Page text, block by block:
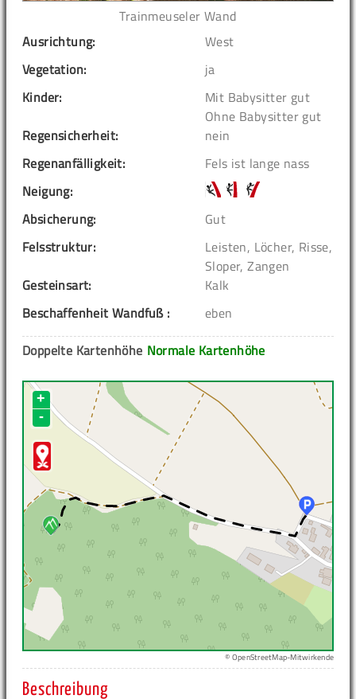
Trainmeuseler Wand
Ausrichtung:
West
Vegetation:
ja
Kinder:
Mit Babysitter gut
Ohne Babysitter gut
Regensicherheit:
nein
Regenanfälligkeit:
Fels ist lange nass
Neigung:
Absicherung:
Gut
Felsstruktur:
Leisten, Löcher, Risse,
Sloper, Zangen
Gesteinsart:
Kalk
Beschaffenheit Wandfuß :
eben
Normale Kartenhöhe
Doppelte Kartenhöhe
+
-
© OpenStreetMap-Mitwirkende
Beschreibung